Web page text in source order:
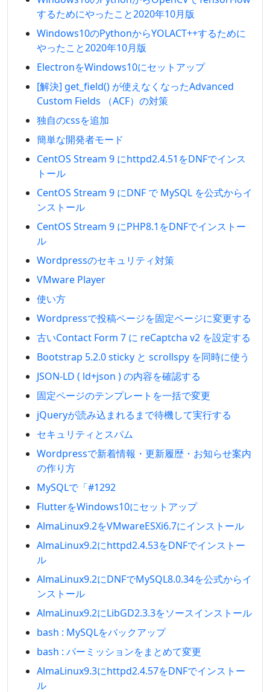
するためにやったこと2020年10月版
Windows10のPythonからYOLACT++するために
やったこと2020年10月版
ElectronをWindows10にセットアップ
[解決] get_field() が使えなくなったAdvanced
Custom Fields （ACF）の対策
独自のcssを追加
簡単な開発者モード
CentOS Stream 9 にhttpd2.4.51をDNFでインス
トール
CentOS Stream 9 にDNF で MySQL を公式からイ
ンストール
CentOS Stream 9 にPHP8.1をDNFでインストー
ル
Wordpressのセキュリティ対策
VMware Player
使い方
Wordpressで投稿ページを固定ページに変更する
古いContact Form 7 に reCaptcha v2 を設定する
Bootstrap 5.2.0 sticky と scrollspy を同時に使う
JSON-LD ( ld+json ) の内容を確認する
固定ページのテンプレートを一括で変更
jQueryが読み込まれるまで待機して実行する
セキュリティとスパム
Wordpressで新着情報・更新履歴・お知らせ案内
の作り方
MySQLで「#1292
FlutterをWindows10にセットアップ
AlmaLinux9.2をVMwareESXi6.7にインストール
AlmaLinux9.2にhttpd2.4.53をDNFでインストー
ル
AlmaLinux9.2にDNFでMySQL8.0.34を公式からイ
ンストール
AlmaLinux9.2にLibGD2.3.3をソースインストール
bash : MySQLをバックアップ
bash : パーミッションをまとめて変更
AlmaLinux9.3にhttpd2.4.57をDNFでインストー
ル